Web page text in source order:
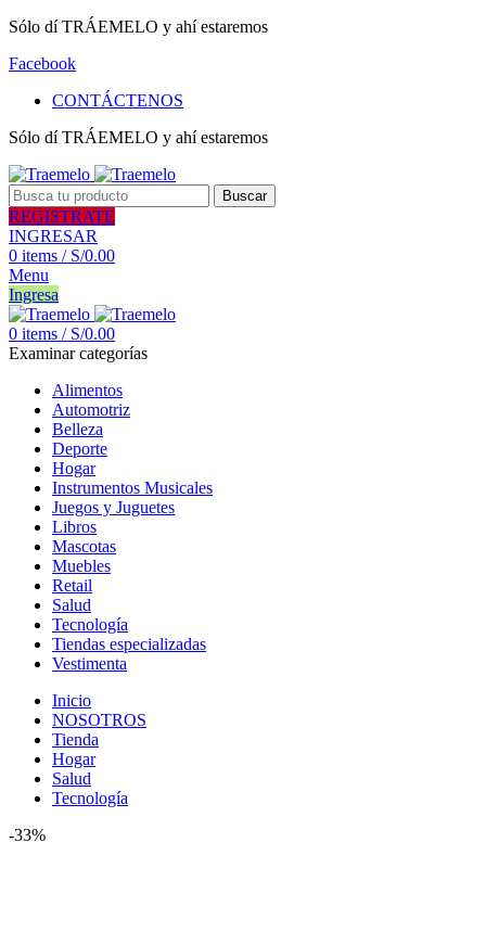
Sólo dí TRÁEMELO y ahí estaremos
Facebook
CONTÁCTENOS
Sólo dí TRÁEMELO y ahí estaremos
Buscar
REGISTRATE
INGRESAR
0 items / S/0.00
Menu
Ingresa
0 items / S/0.00
Examinar categorías
Alimentos
Automotriz
Belleza
Deporte
Hogar
Instrumentos Musicales
Juegos y Juguetes
Libros
Mascotas
Muebles
Retail
Salud
Tecnología
Tiendas especializadas
Vestimenta
Inicio
NOSOTROS
Tienda
Hogar
Salud
Tecnología
-33%